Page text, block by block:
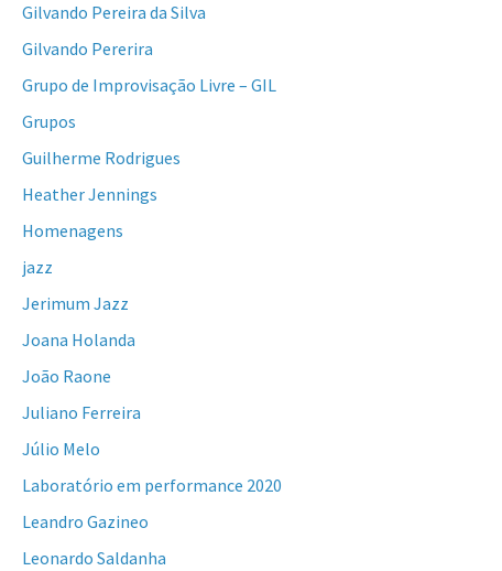
Gilvando Pereira da Silva
Gilvando Pererira
Grupo de Improvisação Livre – GIL
Grupos
Guilherme Rodrigues
Heather Jennings
Homenagens
jazz
Jerimum Jazz
Joana Holanda
João Raone
Juliano Ferreira
Júlio Melo
Laboratório em performance 2020
Leandro Gazineo
Leonardo Saldanha